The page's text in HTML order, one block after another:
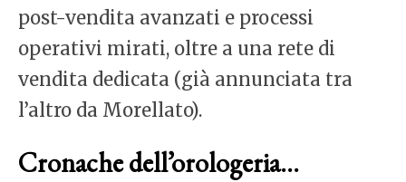
post-vendita avanzati e processi
operativi mirati, oltre a una rete di
vendita dedicata (già annunciata tra
l’altro da Morellato).
Cronache dell’orologeria…